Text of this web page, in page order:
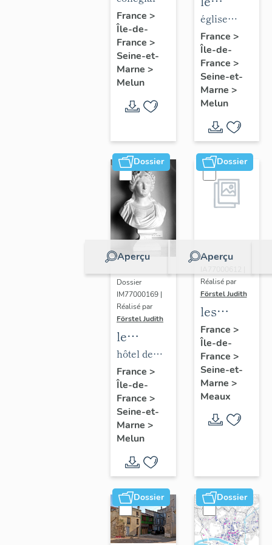
de la
collégiale
Notre-
Dame
Notre-
Dame
France >
Île-de-
France >
Seine-et-
Marne >
Melun
mobilier
de
l'église
Saint-
Aspais
église
paroissiale
Saint-
Aspais
France >
Île-de-
France >
Seine-et-
Marne >
Melun
Dossier
Aperçu
Dossier
IM77000169 |
Réalisé par
Förstel Judith
le
mobilier
de l'hôtel
de ville
hôtel de
ville
France >
Île-de-
France >
Seine-et-
Marne >
Melun
Dossier
Aperçu
Dossier
Réalisé par
Förstel Judith
les
maisons
et
immeubles
de
Meaux
France >
Île-de-
France >
Seine-et-
Marne >
Meaux
Dossier Dossier